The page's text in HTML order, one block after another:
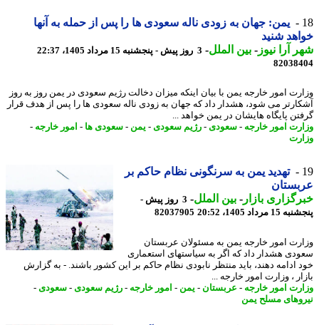
یمن: جهان به زودی ناله سعودی ها را پس از حمله به آنها
شنید
آرا نیوز-بین الملل-3 روز پیش - پنجشنبه 15 مرداد 1405، 22:37
امور خارجه یمن با بیان اینکه میزان دخالت رژیم سعودی در یمن روز به روز
می شود، هشدار داد که جهان به زودی ناله سعودی ها را پس از هدف قرار
پایگاه هایشان در یمن خواهد ...
امور خارجه-سعودی-رژیم سعودی-یمن -سعودی ها- امور خارجه-
تهدید یمن به سرنگونی نظام حاکم بر
بازار- بین الملل- 3 روز پیش -
1405، 20:52
82037905
امور خارجه یمن به مسئولان عربستان
هشدار داد که اگر به سیاستهای استعماری
ادامه دهند، باید منتظر نابودی نظام حاکم بر این کشور باشند. - به گزارش
، وزارت امور خارجه ...
امور خارجه-عربستان-یمن -امور خارجه-رژیم سعودی-سعودی-
مسلح یمن